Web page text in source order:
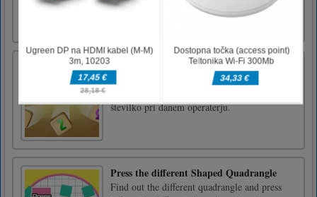
zanje. Lepo se imejte v Kino Ice Queen
Preizkusite svoje matematične sposobnosti.
številko pri danem operaterju.
Press the different Shaped Quadrangle
Find out the different quadrangle and press